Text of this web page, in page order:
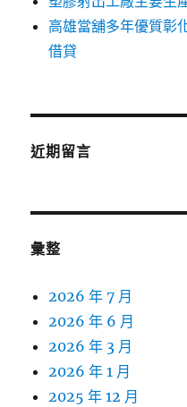
高雄當舖多年優質彰
借貸
近期留言
彙整
2026 年 7 月
2026 年 6 月
2026 年 3 月
2026 年 1 月
2025 年 12 月